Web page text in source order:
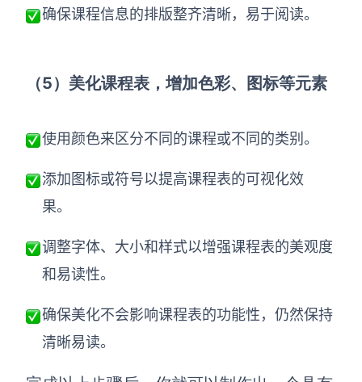
确保课程信息的排版整齐清晰，易于阅读。
（5） 美化课程表，增加色彩、图标等元素
使用颜色来区分不同的课程或不同的类别。
添加图标或符号以提高课程表的可视化效
果。
调整字体、大小和样式以增强课程表的美观度
和易读性。
确保美化不会影响课程表的功能性，仍然保持
清晰易读。